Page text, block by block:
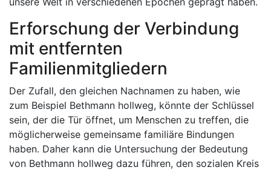
Erforschung der Verbindung
mit entfernten
Familienmitgliedern
Der Zufall, den gleichen Nachnamen zu haben, wie
zum Beispiel Bethmann hollweg, könnte der Schlüssel
sein, der die Tür öffnet, um Menschen zu treffen, die
möglicherweise gemeinsame familiäre Bindungen
haben. Daher kann die Untersuchung der Bedeutung
von Bethmann hollweg dazu führen, den sozialen Kreis